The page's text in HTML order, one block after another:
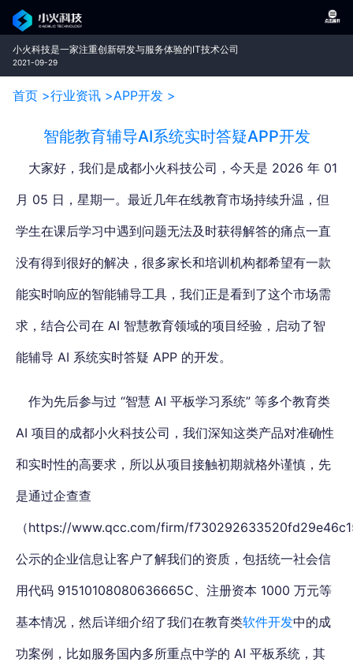
小火科技是一家注重创新研发与服务体验的IT技术公司
2021-09-29
首页 >行业资讯 >APP开发 >
智能教育辅导AI系统实时答疑APP开发
大家好，我们是成都小火科技公司，今天是 2026 年 01
月 05 日，星期一。最近几年在线教育市场持续升温，但
学生在课后学习中遇到问题无法及时获得解答的痛点一直
没有得到很好的解决，很多家长和培训机构都希望有一款
能实时响应的智能辅导工具，我们正是看到了这个市场需
求，结合公司在 AI 智慧教育领域的项目经验，启动了智
能辅导 AI 系统实时答疑 APP 的开发。
作为先后参与过 “智慧 AI 平板学习系统” 等多个教育类
AI 项目的成都小火科技公司，我们深知这类产品对准确性
和实时性的高要求，所以从项目接触初期就格外谨慎，先
是通过企查查
（https://www.qcc.com/firm/
公示的企业信息让客户了解我们的资质，包括统一社会信
用代码 91510108080636665C、注册资本 1000 万元等
基本情况，然后详细介绍了我们在教育类软件开发中的成
功案例，比如服务国内多所重点中学的 AI 平板系统，其